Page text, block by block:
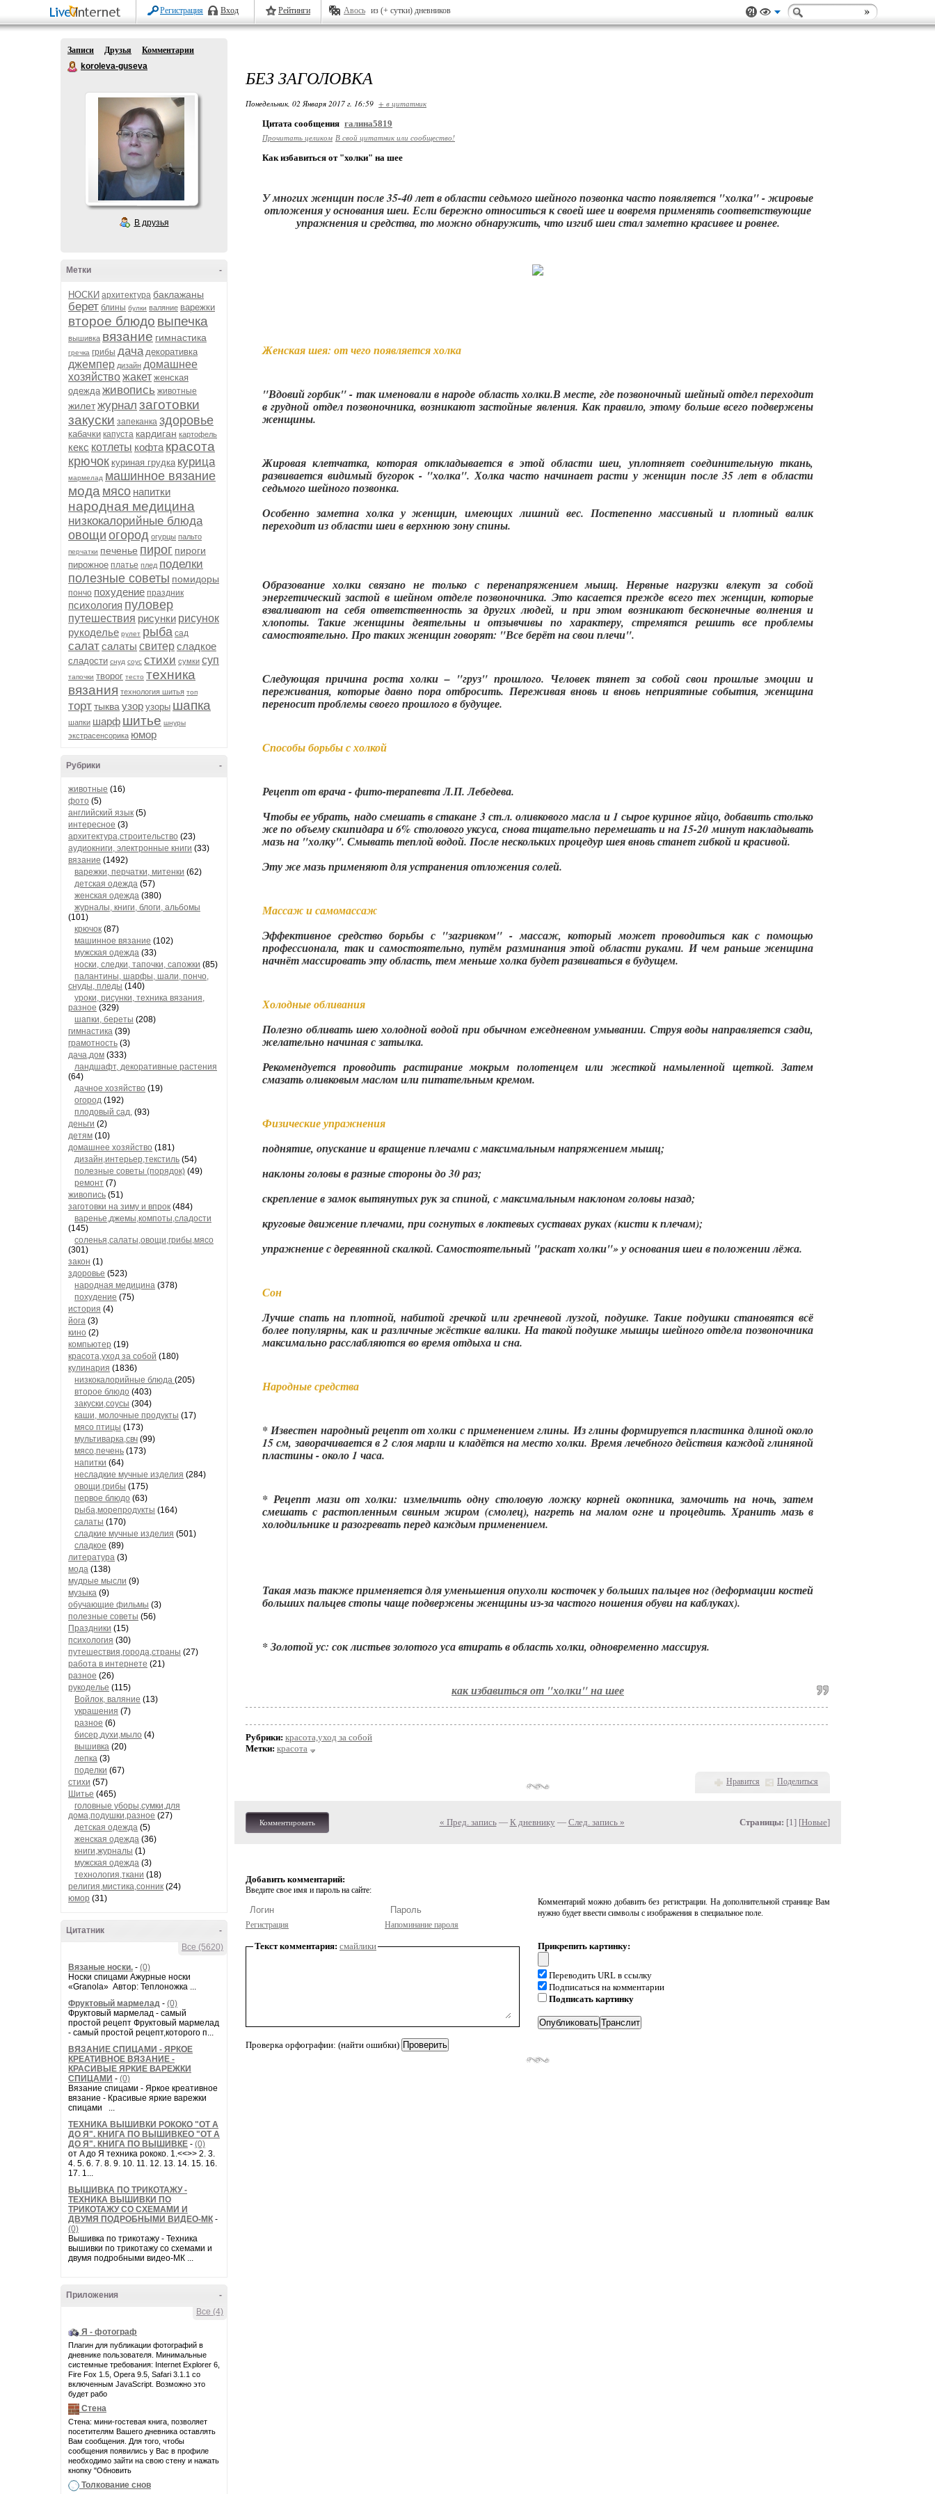
Регистрация Вход Рейтинги Авось из (+ сутки) дневников
Записи Друзья
Комментарии
koroleva-guseva
В друзья
-
Метки
НОСКИ архитектура баклажаны
берет блины булки валяние варежки
второе блюдо выпечка
вышивка вязание гимнастика
гречка грибы дача декоративка
джемпер дизайн домашнее
хозяйствожакет женская
одежда живопись животные
жилетжурнал заготовки
закуски запеканка здоровье
кабачки капуста кардиган картофель
кекс котлеты кофта красота
крючок куриная грудка курица
мармелад машинное вязание
мода мясо напитки
народная медицина
низкокалорийные блюда
овощи огород огурцы пальто
перчатки печенье пирог пироги
пирожное платье плед поделки
полезные советы помидоры
пончо похудение праздник
психология пуловер
путешествия рисунки рисунок
рукоделье рулет рыба сад
салатсалаты свитерсладкое
сладости снуд соус стихи сумки суп
тапочки творог тесто техника
вязания технология шитья топ
торттыква узор узоры шапка
шапки шарф шитье шнуры
экстрасенсорика юмор
-
Рубрики
животные (16)
фото (5)
английский язык (5)
интересное (3)
архитектура,строительство (23)
аудиокниги, электронные книги (33)
вязание (1492)
варежки, перчатки, митенки (62)
детская одежда (57)
женская одежда (380)
журналы, книги, блоги, альбомы
(101)
крючок (87)
машинное вязание (102)
мужская одежда (33)
носки, следки, тапочки, сапожки (85)
палантины, шарфы, шали, пончо,
снуды, пледы (140)
уроки, рисунки, техника вязания,
разное (329)
шапки, береты (208)
гимнастика (39)
грамотность (3)
дача,дом (333)
ландшафт, декоративные растения
(64)
дачное хозяйство (19)
огород (192)
плодовый сад, (93)
деньги (2)
детям (10)
домашнее хозяйство (181)
дизайн,интерьер,текстиль (54)
полезные советы (порядок) (49)
ремонт (7)
живопись (51)
заготовки на зиму и впрок (484)
варенье,джемы,компоты,сладости
(145)
соленья,салаты,овощи,грибы,мясо
(301)
закон (1)
здоровье (523)
народная медицина (378)
похудение (75)
история (4)
йога (3)
кино (2)
компьютер (19)
красота,уход за собой (180)
кулинария (1836)
низкокалорийные блюда (205)
второе блюдо (403)
закуски,соусы (304)
каши, молочные продукты (17)
мясо птицы (173)
мультиварка,свч (99)
мясо,печень (173)
напитки (64)
несладкие мучные изделия (284)
овощи,грибы (175)
первое блюдо (63)
рыба,морепродукты (164)
салаты (170)
сладкие мучные изделия (501)
сладкое (89)
литература (3)
мода (138)
мудрые мысли (9)
музыка (9)
обучающие фильмы (3)
полезные советы (56)
Праздники (15)
психология (30)
путешествия,города,страны (27)
работа в интернете (21)
разное (26)
рукоделье (115)
Войлок, валяние (13)
украшения (7)
разное (6)
бисер,духи,мыло (4)
вышивка (20)
лепка (3)
поделки (67)
стихи (57)
Шитье (465)
головные уборы,сумки,для
дома,подушки,разное (27)
детская одежда (5)
женская одежда (36)
книги,журналы (1)
мужская одежда (3)
технология,ткани (18)
религия,мистика,сонник (24)
юмор (31)
-
Цитатник
Все (5620)
Вязаные носки. - (0)
Носки спицами Ажурные носки
«Granola» Автор: Теплоножка ...
Фруктовый мармелад - (0)
Фруктовый мармелад - самый
простой рецепт Фруктовый мармелад
- самый простой рецепт,которого п...
ВЯЗАНИЕ СПИЦАМИ - ЯРКОЕ
КРЕАТИВНОЕ ВЯЗАНИЕ -
КРАСИВЫЕ ЯРКИЕ ВАРЕЖКИ
СПИЦАМИ - (0)
Вязание спицами - Яркое креативное
вязание - Красивые яркие варежки
спицами ...
ТЕХНИКА ВЫШИВКИ РОКОКО "ОТ А
ДО Я". КНИГА ПО ВЫШИВКЕО "ОТ А
ДО Я". КНИГА ПО ВЫШИВКЕ - (0)
от A до Я техника рококо. 1.<<>> 2. 3.
4. 5. 6. 7. 8. 9. 10. 11. 12. 13. 14. 15. 16.
17. 1...
ВЫШИВКА ПО ТРИКОТАЖУ -
ТЕХНИКА ВЫШИВКИ ПО
ТРИКОТАЖУ СО СХЕМАМИ И
ДВУМЯ ПОДРОБНЫМИ ВИДЕО-МК -
(0)
Вышивка по трикотажу - Техника
вышивки по трикотажу со схемами и
двумя подробными видео-МК ...
-
Приложения
Все (4)
Я - фотограф
Плагин для публикации фотографий в
дневнике пользователя. Минимальные
системные требования: Internet Explorer 6,
Fire Fox 1.5, Opera 9.5, Safari 3.1.1 со
включенным JavaScript. Возможно это
будет рабо
Стена
Стена: мини-гостевая книга, позволяет
посетителям Вашего дневника оставлять
Вам сообщения. Для того, чтобы
сообщения появились у Вас в профиле
необходимо зайти на свою стену и нажать
кнопку "Обновить
Толкование снов
БЕЗ ЗАГОЛОВКА
Понедельник, 02 Января 2017 г. 16:59 + в цитатник
Цитата сообщения галина5819
Прочитать целиком В свой цитатник или сообщество!
Как избавиться от "холки" на шее
У многих женщин после 35-40 лет в области седьмого шейного позвонка часто появляется "холка" - жировые
отложения у основания шеи. Если бережно относиться к своей шее и вовремя применять соответствующие
упражнения и средства, то можно обнаружить, что изгиб шеи стал заметно красивее и ровнее.
Женская шея: от чего появляется холка
"Вдовий горбик" - так именовали в народе область холки.В месте, где позвоночный шейный отдел переходит
в грудной отдел позвоночника, возникают застойные явления. Как правило, этому больше всего подвержены
женщины.
Жировая клетчатка, которая откладывается в этой области шеи, уплотняет соединительную ткань,
развивается видимый бугорок - "холка". Холка часто начинает расти у женщин после 35 лет в области
седьмого шейного позвонка.
Особенно заметна холка у женщин, имеющих лишний вес. Постепенно массивный и плотный валик
переходит из области шеи в верхнюю зону спины.
Образование холки связано не только с перенапряжением мышц. Нервные нагрузки влекут за собой
энергетический застой в шейном отделе позвоночника. Это касается прежде всего тех женщин, которые
взваливают на себя ответственность за других людей, и при этом возникают бесконечные волнения и
хлопоты. Такие женщины деятельны и отзывчивы по характеру, стремятся решить все проблемы
самостоятельно. Про таких женщин говорят: "Все берёт на свои плечи".
Следующая причина роста холки – "груз" прошлого. Человек тянет за собой свои прошлые эмоции и
переживания, которые давно пора отбросить. Переживая вновь и вновь неприятные события, женщина
переносит проблемы своего прошлого в будущее.
Способы борьбы с холкой
Рецепт от врача - фито-терапевта Л.П. Лебедева.
Чтобы ее убрать, надо смешать в стакане 3 ст.л. оливкового масла и 1 сырое куриное яйцо, добавить столько
же по объему скипидара и 6% столового уксуса, снова тщательно перемешать и на 15-20 минут накладывать
мазь на "холку". Смывать теплой водой. После нескольких процедур шея вновь станет гибкой и красивой.
Эту же мазь применяют для устранения отложения солей.
Массаж и самомассаж
Эффективное средство борьбы с "загривком" - массаж, который может проводиться как с помощью
профессионала, так и самостоятельно, путём разминания этой области руками. И чем раньше женщина
начнёт массировать эту область, тем меньше холка будет развиваться в будущем.
Холодные обливания
Полезно обливать шею холодной водой при обычном ежедневном умывании. Струя воды направляется сзади,
желательно начиная с затылка.
Рекомендуется проводить растирание мокрым полотенцем или жесткой намыленной щеткой. Затем
смазать оливковым маслом или питательным кремом.
Физические упражнения
поднятие, опускание и вращение плечами с максимальным напряжением мышц;
наклоны головы в разные стороны до 30 раз;
скрепление в замок вытянутых рук за спиной, с максимальным наклоном головы назад;
круговые движение плечами, при согнутых в локтевых суставах руках (кисти к плечам);
упражнение с деревянной скалкой. Самостоятельный "раскат холки"» у основания шеи в положении лёжа.
Сон
Лучше спать на плотной, набитой гречкой или гречневой лузгой, подушке. Такие подушки становятся всё
более популярны, как и различные жёсткие валики. На такой подушке мышцы шейного отдела позвоночника
максимально расслабляются во время отдыха и сна.
Народные средства
* Известен народный рецепт от холки с применением глины. Из глины формируется пластинка длиной около
15 см, заворачивается в 2 слоя марли и кладётся на место холки. Время лечебного действия каждой глиняной
пластины - около 1 часа.
* Рецепт мази от холки: измельчить одну столовую ложку корней окопника, замочить на ночь, затем
смешать с растопленным свиным жиром (смолец), нагреть на малом огне и процедить. Хранить мазь в
холодильнике и разогревать перед каждым применением.
Такая мазь также применяется для уменьшения опухоли косточек у больших пальцев ног (деформации костей
больших пальцев стопы чаще подвержены женщины из-за частого ношения обуви на каблуках).
* Золотой ус: сок листьев золотого уса втирать в область холки, одновременно массируя.
как избавиться от "холки" на шее
Рубрики: красота,уход за собой
Метки: красота
Нравится Поделиться
Комментировать « Пред. запись— К дневнику — След. запись » Страницы: [1] [Новые]
Добавить комментарий:
Введите свое имя и пароль на сайте:
Регистрация Напоминание пароля
Комментарий можно добавить без регистрации. На дополнительной странице Вам
нужно будет ввести символы с изображения в специальное поле.
Текст комментария: смайлики
Проверка орфографии: (найти ошибки)
Прикрепить картинку:
Переводить URL в ссылку
Подписаться на комментарии
Подписать картинку